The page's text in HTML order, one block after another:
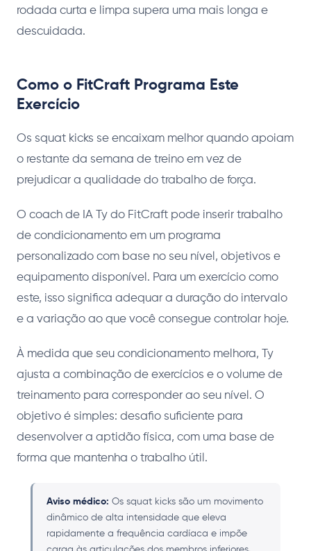
rodada curta e limpa supera uma mais longa e
descuidada.
Como o FitCraft Programa Este
Exercício
Os squat kicks se encaixam melhor quando apoiam
o restante da semana de treino em vez de
prejudicar a qualidade do trabalho de força.
O coach de IA Ty do FitCraft pode inserir trabalho
de condicionamento em um programa
personalizado com base no seu nível, objetivos e
equipamento disponível. Para um exercício como
este, isso significa adequar a duração do intervalo
e a variação ao que você consegue controlar hoje.
À medida que seu condicionamento melhora, Ty
ajusta a combinação de exercícios e o volume de
treinamento para corresponder ao seu nível. O
objetivo é simples: desafio suficiente para
desenvolver a aptidão física, com uma base de
forma que mantenha o trabalho útil.
Aviso médico: Os squat kicks são um movimento
dinâmico de alta intensidade que eleva
rapidamente a frequência cardíaca e impõe